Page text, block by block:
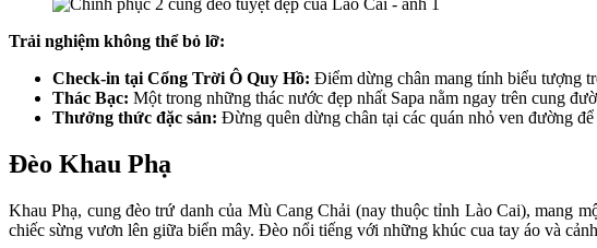
Trải nghiệm không thể bỏ lỡ:
Check-in tại Cổng Trời Ô Quy Hồ: Điểm dừng chân mang tính biểu tượng
Thác Bạc: Một trong những thác nước đẹp nhất Sapa nằm ngay trên cung
Thưởng thức đặc sản: Đừng quên dừng chân tại các quán nhỏ ven đường
Đèo Khau Phạ
Khau Phạ, cung đèo trứ danh của Mù Cang Chải (nay thuộc tỉnh Lào Cai), mang
chiếc sừng vươn lên giữa biển mây. Đèo nổi tiếng với những khúc cua tay áo và